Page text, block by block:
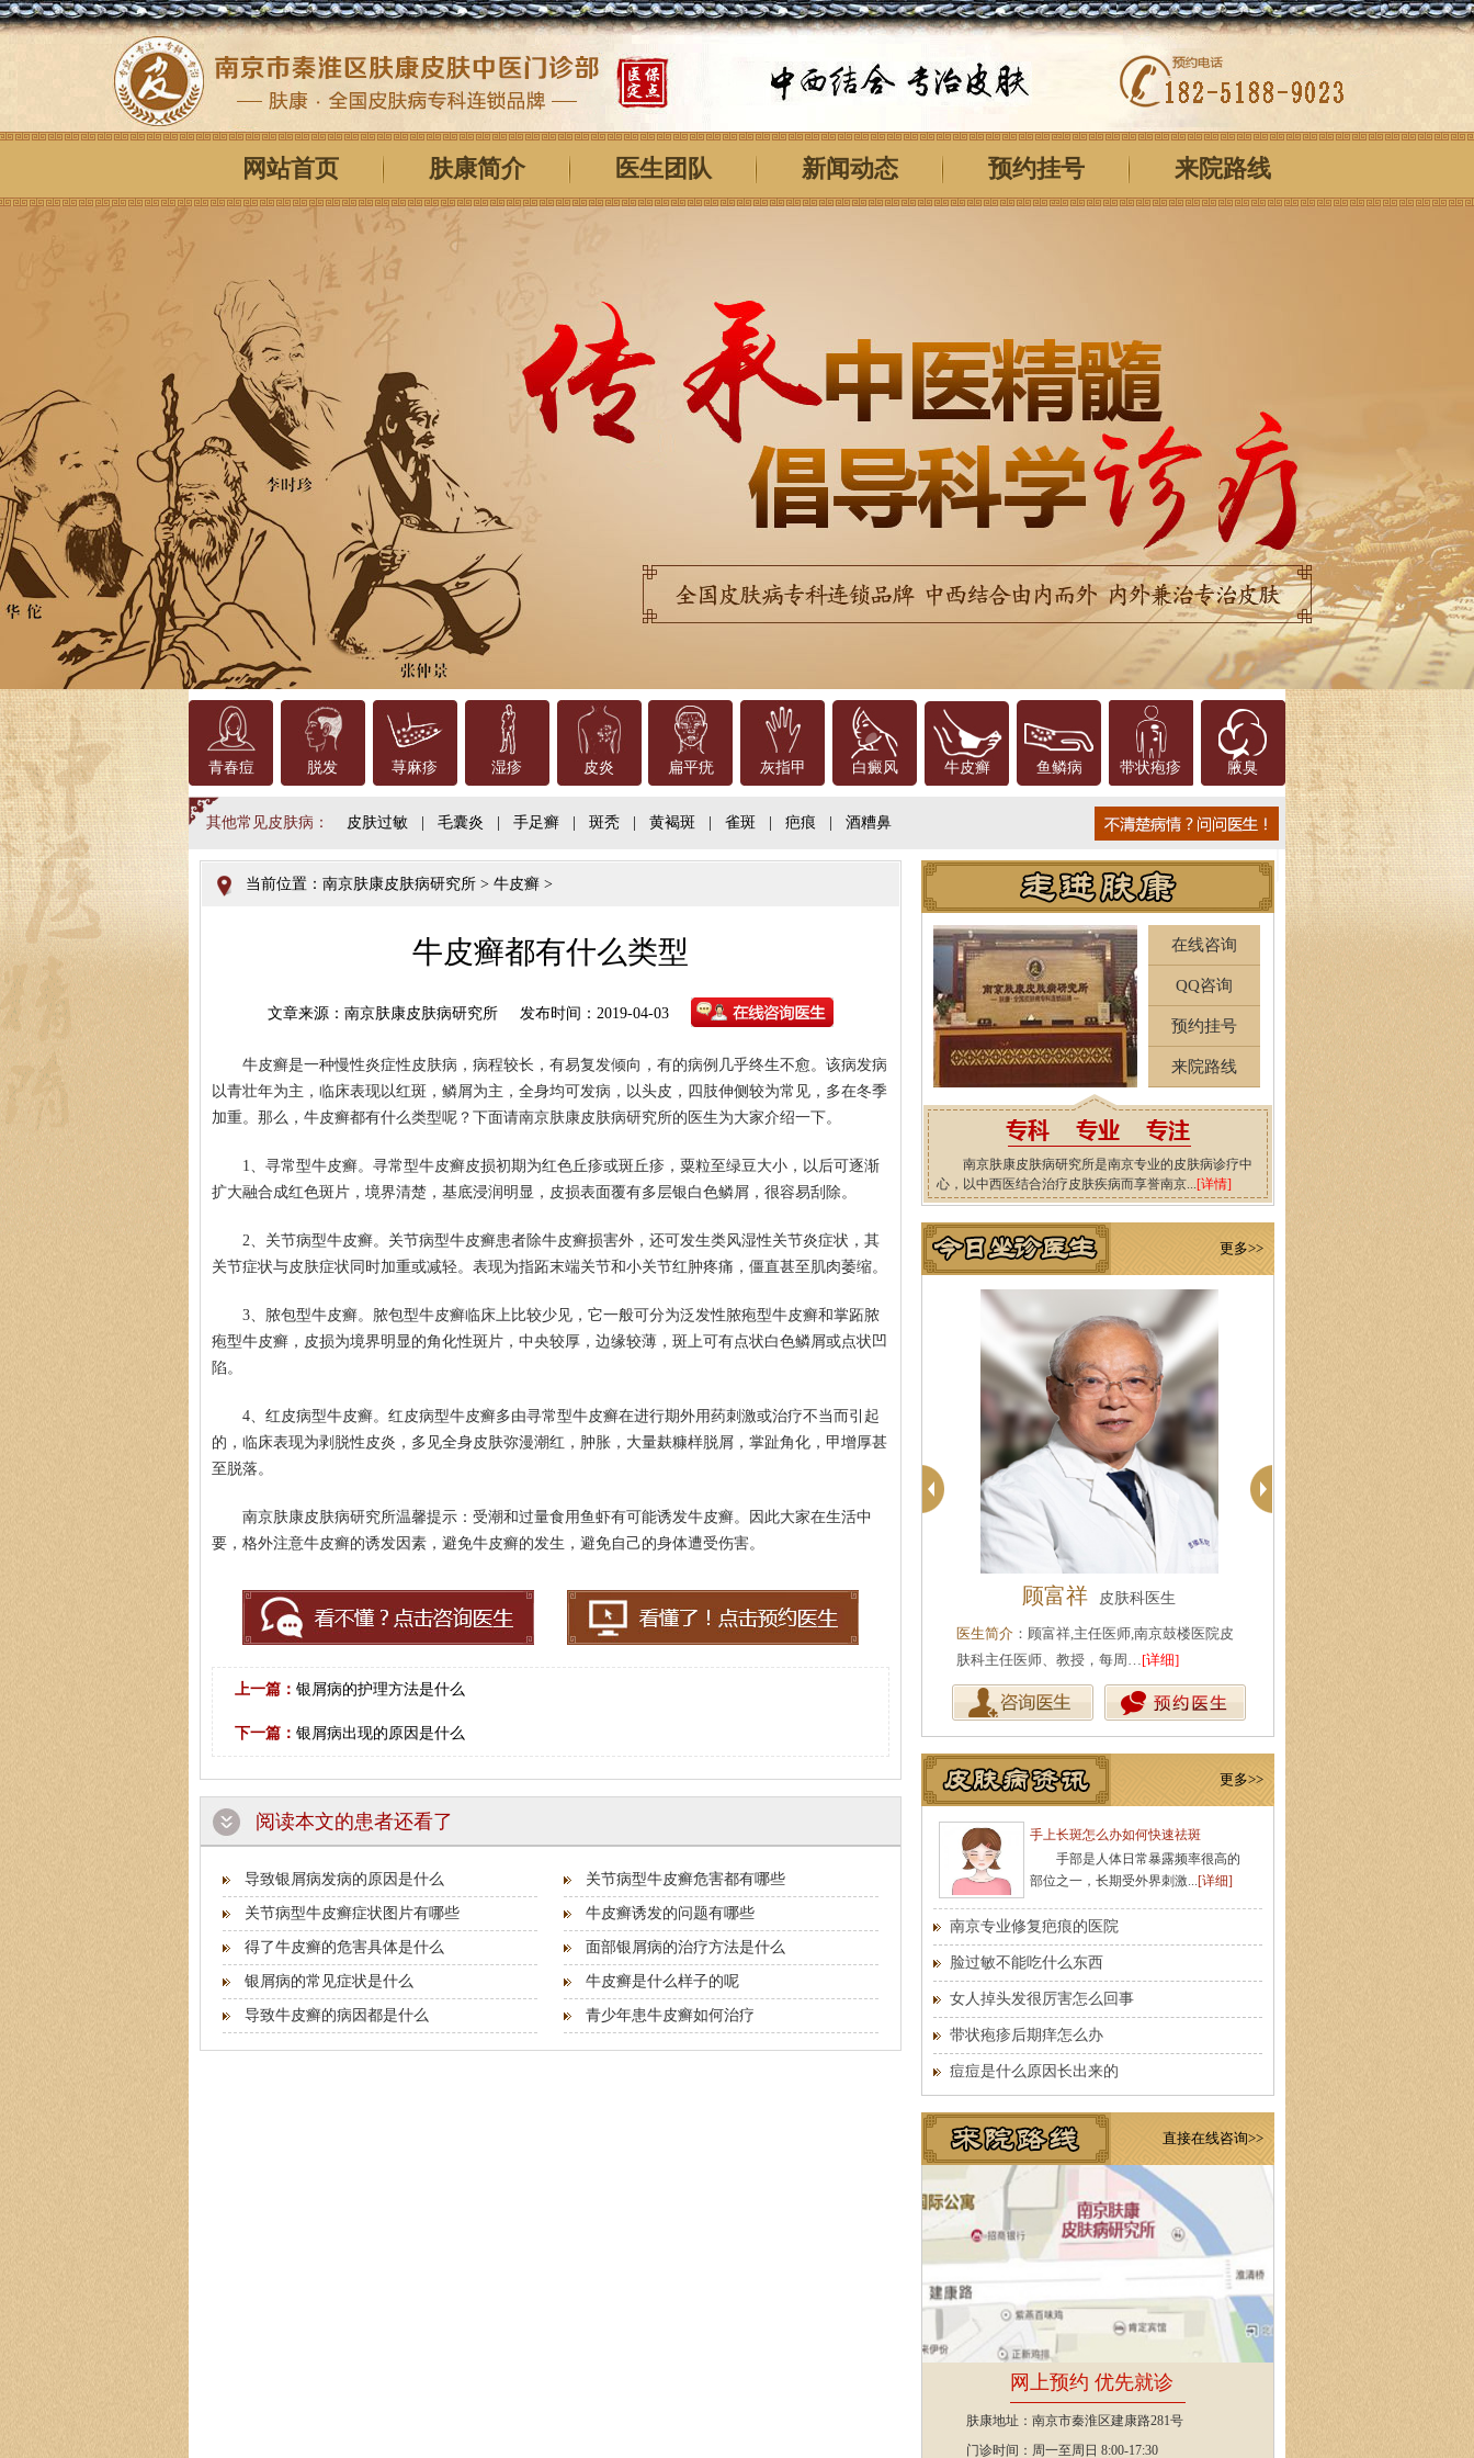
网站首页 肤康简介 医生团队 新闻动态 预约挂号 来院路线
青春痘 脱发 荨麻疹 湿疹 皮炎 扁平疣 灰指甲 白癜风 牛皮癣 鱼鳞病 带状疱疹 腋臭
其他常见皮肤病： 皮肤过敏 毛囊炎 手足癣 斑秃 黄褐斑 雀斑 疤痕 酒糟鼻
当前位置： 南京肤康皮肤病研究所 > 牛皮癣 >
牛皮癣都有什么类型
文章来源：南京肤康皮肤病研究所 发布时间：2019-04-03
牛皮癣是一种慢性炎症性皮肤病，病程较长，有易复发倾向，有的病例几乎终生不愈。该病发病
以青壮年为主，临床表现以红斑，鳞屑为主，全身均可发病，以头皮，四肢伸侧较为常见，多在冬季
加重。那么，牛皮癣都有什么类型呢？下面请南京肤康皮肤病研究所的医生为大家介绍一下。
1、寻常型牛皮癣。寻常型牛皮癣皮损初期为红色丘疹或斑丘疹，粟粒至绿豆大小，以后可逐渐
扩大融合成红色斑片，境界清楚，基底浸润明显，皮损表面覆有多层银白色鳞屑，很容易刮除。
2、关节病型牛皮癣。关节病型牛皮癣患者除牛皮癣损害外，还可发生类风湿性关节炎症状，其
关节症状与皮肤症状同时加重或减轻。表现为指跖末端关节和小关节红肿疼痛，僵直甚至肌肉萎缩。
3、脓包型牛皮癣。脓包型牛皮癣临床上比较少见，它一般可分为泛发性脓疱型牛皮癣和掌跖脓
疱型牛皮癣，皮损为境界明显的角化性斑片，中央较厚，边缘较薄，斑上可有点状白色鳞屑或点状凹
陷。
4、红皮病型牛皮癣。红皮病型牛皮癣多由寻常型牛皮癣在进行期外用药刺激或治疗不当而引起
的，临床表现为剥脱性皮炎，多见全身皮肤弥漫潮红，肿胀，大量麸糠样脱屑，掌趾角化，甲增厚甚
至脱落。
南京肤康皮肤病研究所温馨提示：受潮和过量食用鱼虾有可能诱发牛皮癣。因此大家在生活中
要，格外注意牛皮癣的诱发因素，避免牛皮癣的发生，避免自己的身体遭受伤害。
上一篇： 银屑病的护理方法是什么
下一篇： 银屑病出现的原因是什么
阅读本文的患者还看了
导致银屑病发病的原因是什么 关节病型牛皮癣危害都有哪些
关节病型牛皮癣症状图片有哪些 牛皮癣诱发的问题有哪些
得了牛皮癣的危害具体是什么 面部银屑病的治疗方法是什么
银屑病的常见症状是什么 牛皮癣是什么样子的呢
导致牛皮癣的病因都是什么 青少年患牛皮癣如何治疗
在线咨询
QQ咨询
预约挂号
来院路线
南京肤康皮肤病研究所是南京专业的皮肤病诊疗中
心，以中西医结合治疗皮肤疾病而享誉南京...[详情]
更多>>
苏国水 执业医师
医生简介：苏国水,南京肤康皮肤病研究所执
代金霞 执业医师
医生简介
：代金霞,南京肤康皮肤病研究所执
顾富祥 皮肤科医生
医生简介 ：顾富祥,主任医师,南京鼓楼医院皮
肤科主任医师、教授，每周…[详细]
更多>>
手上长斑怎么办如何快速祛斑
手部是人体日常暴露频率很高的
部位之一，长期受外界刺激...[详细]
南京专业修复疤痕的医院
脸过敏不能吃什么东西
女人掉头发很厉害怎么回事
带状疱疹后期痒怎么办
痘痘是什么原因长出来的
直接在线咨询>>
网上预约 优先就诊
肤康地址：南京市秦淮区建康路281号
门诊时间：周一至周日 8:00-17:30